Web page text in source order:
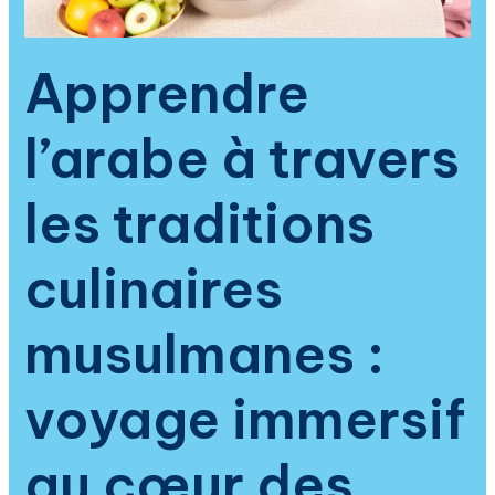
Apprendre
l’arabe à travers
les traditions
culinaires
musulmanes :
voyage immersif
la
spiritualité
de
la
culture
islamique